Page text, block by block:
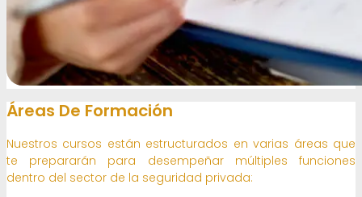
Áreas De Formación
Nuestros cursos están estructurados en varias áreas que
te prepararán para desempeñar múltiples funciones
dentro del sector de la seguridad privada: